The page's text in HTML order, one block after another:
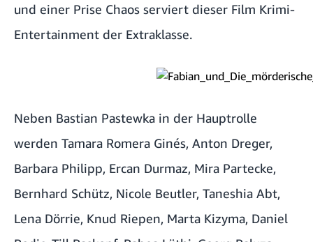
und einer Prise Chaos serviert dieser Film Krimi-
Entertainment der Extraklasse.
Neben Bastian Pastewka in der Hauptrolle
werden Tamara Romera Ginés, Anton Dreger,
Barbara Philipp, Ercan Durmaz, Mira Partecke,
Bernhard Schütz, Nicole Beutler, Taneshia Abt,
Lena Dörrie, Knud Riepen, Marta Kizyma, Daniel